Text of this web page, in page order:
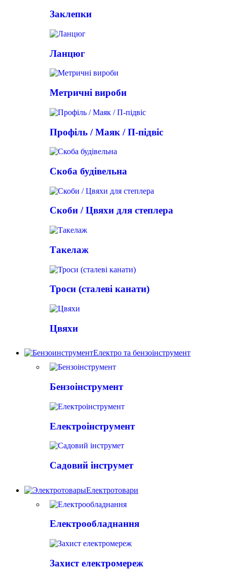
Заклепки
Ланцюг
Метричні вироби
Профіль / Маяк / П-підвіс
Скоба будівельна
Скоби / Цвяхи для степлера
Такелаж
Троси (сталеві канати)
Цвяхи
Електро та бензоінструмент
Бензоінструмент
Електроінструмент
Садовий інструмет
Електротовари
Електрообладнання
Захист електромереж